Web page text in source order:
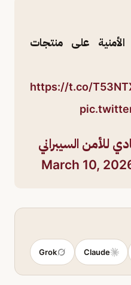
الأمنية على منتجات
https://t.co/
للأمن السيبراني
March 10,
Claude
Grok